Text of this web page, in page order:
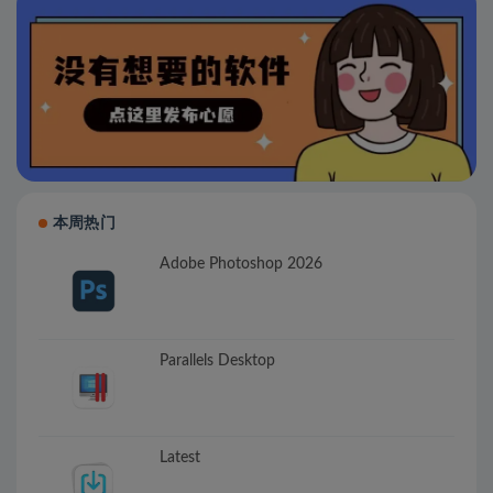
本周热门
Adobe Photoshop 2026
Parallels Desktop
Latest